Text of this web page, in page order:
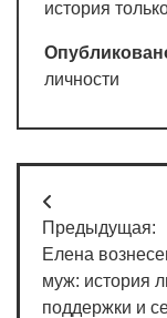
история
личности
Навигация
по
записям
Предыдущая:
Елена
муж: история
поддержки и